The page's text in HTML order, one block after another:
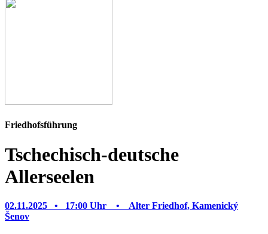
Friedhofsführung
Tschechisch-deutsche
Allerseelen
02.11.2025 • 17:00 Uhr • Alter Friedhof, Kamenický
Šenov